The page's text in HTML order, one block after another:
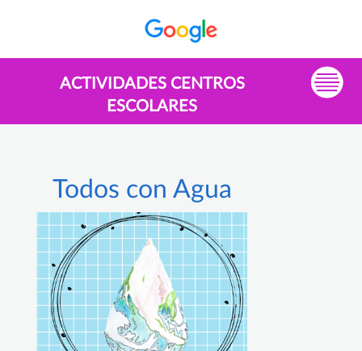
ACTIVIDADES CENTROS
ESCOLARES
Todos con Agua